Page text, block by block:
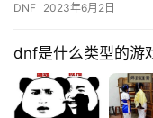
DNF 2023年6月2日
dnf是什么类型的游